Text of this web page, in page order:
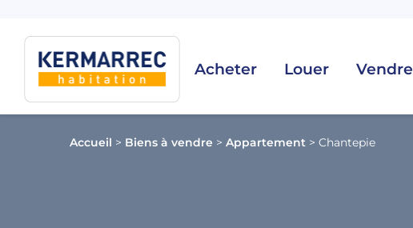
Acheter Louer Vendre
Accueil > Biens à vendre > Appartement > Chantepie